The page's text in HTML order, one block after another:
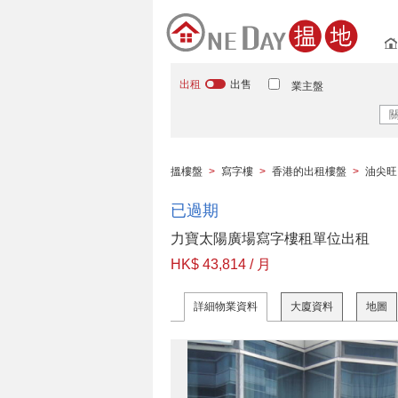
出租 出售 業主盤
搵樓盤 > 寫字樓 > 香港的出租樓盤 > 油尖旺
已過期
力寶太陽廣場寫字樓租單位出租
HK$ 43,814 / 月
詳細物業資料 大廈資料 地圖